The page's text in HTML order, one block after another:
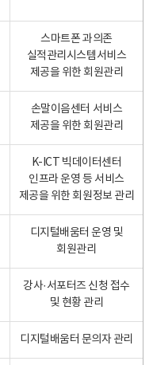
스마트폰 과의존
실적관리시스템서비스
제공을 위한 회원관리
손말이음센터 서비스
제공을 위한 회원관리
K-ICT 빅데이터센터
인프라 운영 등 서비스
제공을 위한 회원정보 관리
디지털배움터 운영 및
회원관리
강사·서포터즈 신청 접수
및 현황 관리
디지털배움터 문의자 관리